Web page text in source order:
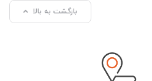
بازگشت به بالا